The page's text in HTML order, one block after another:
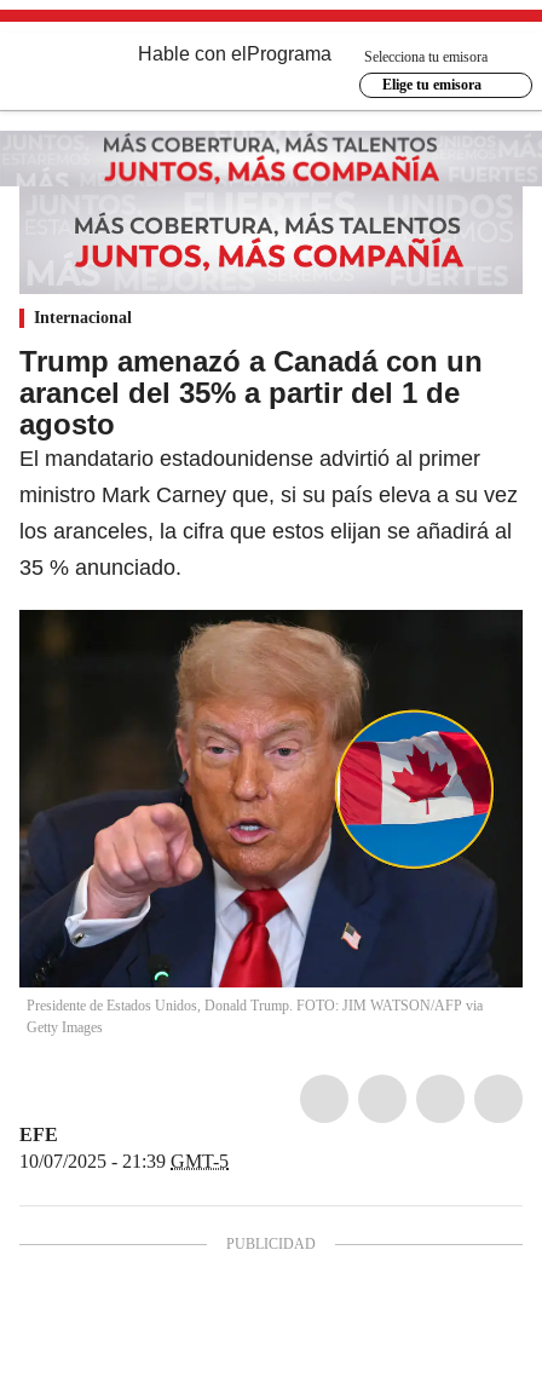
Hable con el Programa
Selecciona tu emisora
Elige tu emisora
Internacional
Trump amenazó a Canadá con un
arancel del 35% a partir del 1 de
agosto
El mandatario estadounidense advirtió al primer
ministro Mark Carney que, si su país eleva a su vez
los aranceles, la cifra que estos elijan se añadirá al
35 % anunciado.
Presidente de Estados Unidos, Donald Trump. FOTO: JIM WATSON/AFP via
Getty Images
EFE
10/07/2025 - 21:39 GMT-5